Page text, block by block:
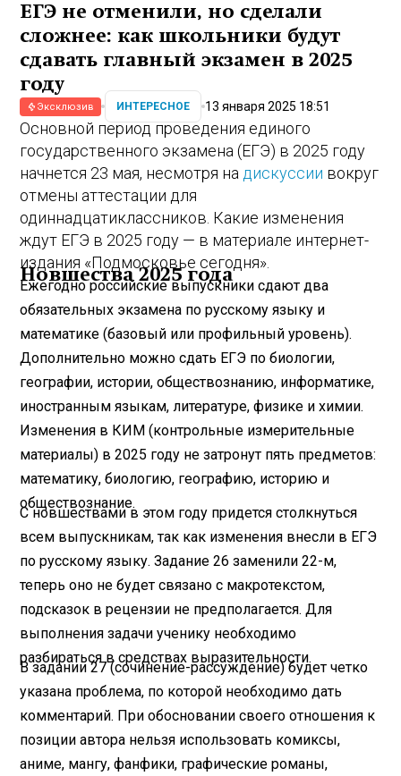
ЕГЭ не отменили, но сделали
сложнее: как школьники будут
сдавать главный экзамен в 2025
году
Эксклюзив ИНТЕРЕСНОЕ 13 января 2025 18:51
Основной период проведения единого
государственного экзамена (ЕГЭ) в 2025 году
начнется 23 мая, несмотря на дискуссии вокруг
отмены аттестации для
одиннадцатиклассников. Какие изменения
ждут ЕГЭ в 2025 году — в материале интернет-
издания «Подмосковье сегодня».
Новшества 2025 года
Ежегодно российские выпускники сдают два
обязательных экзамена по русскому языку и
математике (базовый или профильный уровень).
Дополнительно можно сдать ЕГЭ по биологии,
географии, истории, обществознанию, информатике,
иностранным языкам, литературе, физике и химии.
Изменения в КИМ (контрольные измерительные
материалы) в 2025 году не затронут пять предметов:
математику, биологию, географию, историю и
обществознание.
С новшествами в этом году придется столкнуться
всем выпускникам, так как изменения внесли в ЕГЭ
по русскому языку. Задание 26 заменили 22-м,
теперь оно не будет связано с макротекстом,
подсказок в рецензии не предполагается. Для
выполнения задачи ученику необходимо
разбираться в средствах выразительности.
В задании 27 (сочинение-рассуждение) будет четко
указана проблема, по которой необходимо дать
комментарий. При обосновании своего отношения к
позиции автора нельзя использовать комиксы,
аниме, мангу, фанфики, графические романы,